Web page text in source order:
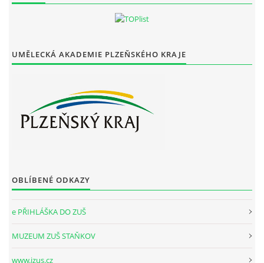
UMĚLECKÁ AKADEMIE PLZEŇSKÉHO KRAJE
OBLÍBENÉ ODKAZY
e PŘIHLÁŠKA DO ZUŠ
MUZEUM ZUŠ STAŇKOV
www.izus.cz